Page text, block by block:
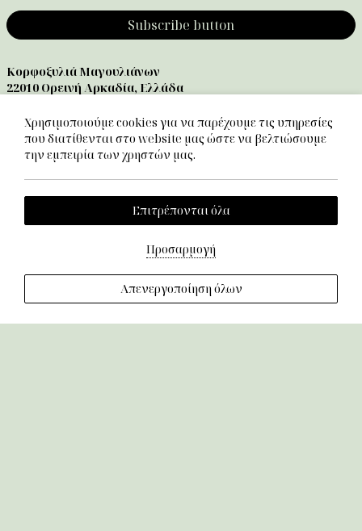
Subscribe button
Κορφοξυλιά Μαγουλιάνων
22010 Ορεινή Αρκαδία, Ελλάδα
info@mannaarcadia.gr
Wellness
Πολιτική Cookies
Χρησιμοποιούμε cookies για να παρέχουμε τις υπηρεσίες
που διατίθενται στο website μας ώστε να βελτιώσουμε
την εμπειρία των χρηστών μας.
Επιτρέπονται όλα
Προσαρμογή
Απενεργοποίηση όλων